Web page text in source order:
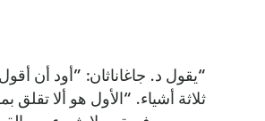
“يقول د. جاغاناثان: ”أود أن
ثلاثة أشياء. “الأول هو ألا